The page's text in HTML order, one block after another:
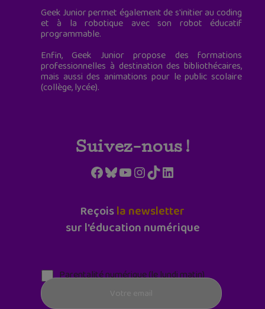
Geek Junior permet également de s'initier au coding
et à la robotique avec son robot éducatif
programmable.
Enfin, Geek Junior propose des formations
professionnelles à destination des bibliothécaires,
mais aussi des animations pour le public scolaire
(collège, lycée).
Suivez-nous !
Facebook
Bluesky
YouTube
Instagram
TikTokLinkedIn
Reçoisla newsletter
sur l'éducation numérique
Parentalité numérique (le lundi matin)